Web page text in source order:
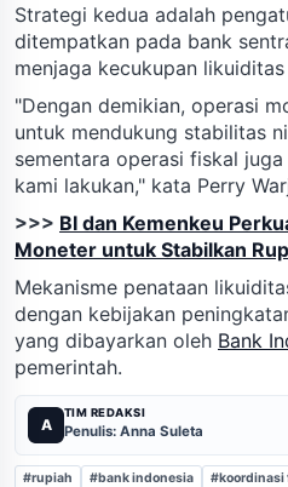
Strategi kedua adalah
ditempatkan pada bank
menjaga kecukupan
"Dengan demikian, operasi
untuk mendukung stabilitas
sementara operasi fiskal
kami lakukan," kata Perry
>>> BI dan Kemenkeu
Moneter untuk Stabilkan
Mekanisme penataan
dengan kebijakan
yang dibayarkan oleh Bank
pemerintah.
A
TIM REDAKSI
Penulis: Anna Suleta
#rupiah #bank indonesia #koordinasi